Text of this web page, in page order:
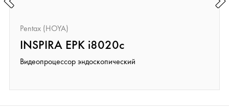
Pentax (HOYA)
INSPIRA EPK i8020c
Видеопроцессор эндоскопический